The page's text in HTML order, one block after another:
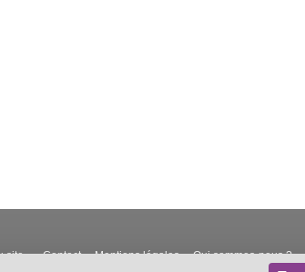
site -Contact Mentions légales Qui sommes-nous ?